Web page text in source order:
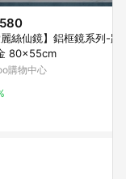
麗絲仙鏡】鋁框鏡系列-跑道
80x55cm
購物中心